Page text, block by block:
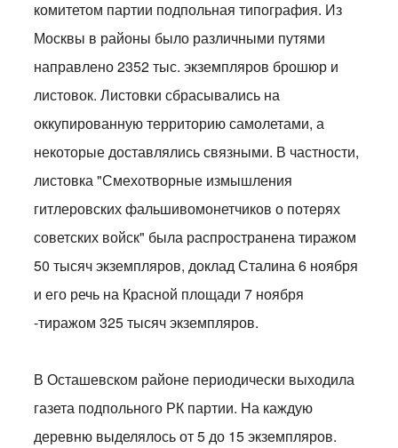
комитетом партии подпольная типография. Из
Москвы в районы было различными путями
направлено 2352 тыс. экземпляров брошюр и
листовок. Листовки сбрасывались на
оккупированную территорию самолетами, а
некоторые доставлялись связными. В частности,
листовка "Смехотворные измышления
гитлеровских фальшивомонетчиков о потерях
советских войск" была распространена тиражом
50 тысяч экземпляров, доклад Сталина 6 ноября
и его речь на Красной площади 7 ноября
-тиражом 325 тысяч экземпляров.
В Осташевском районе периодически выходила
газета подпольного РК партии. На каждую
деревню выделялось от 5 до 15 экземпляров.